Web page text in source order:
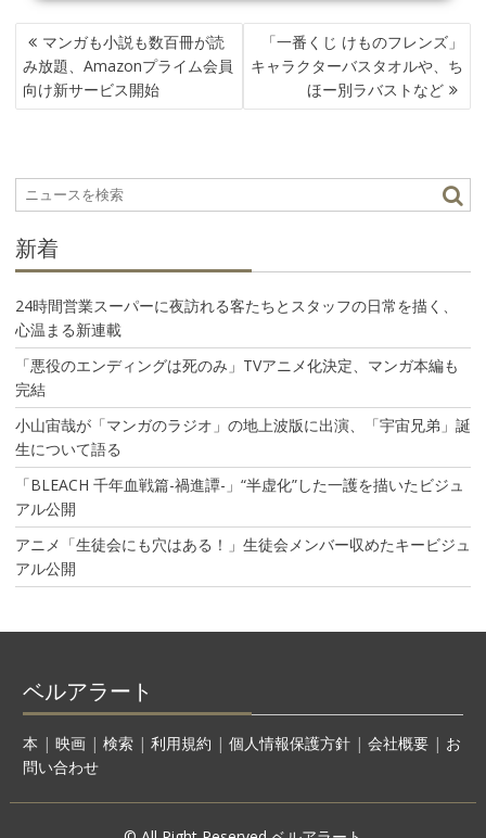
投
稿
ナ
ビ
シ
ョ
マンガも小説も数百冊が読
み放題、Amazonプライム会員
向け新サービス開始
「一番くじ けものフレンズ」
キャラクターバスタオルや、ち
ほー別ラバストなど
新着
24時間営業スーパーに夜訪れる客たちとスタッフの日常を描く、
心温まる新連載
「悪役のエンディングは死のみ」TVアニメ化決定、マンガ本編も
完結
小山宙哉が「マンガのラジオ」の地上波版に出演、「宇宙兄弟」誕
生について語る
「BLEACH 千年血戦篇-禍進譚-」“半虚化”した一護を描いたビジュ
アル公開
アニメ「生徒会にも穴はある！」生徒会メンバー収めたキービジュ
アル公開
ベルアラート
本 | 映画| 検索| 利用規約 | 個人情報保護方針| 会社概要| お
問い合わせ